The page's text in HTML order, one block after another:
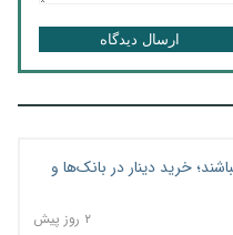
ارسال دیدگاه
خرید دینار در بانک‌ها و
۲ روز پیش